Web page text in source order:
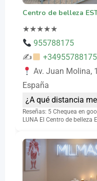
Centro de belleza
★★★★★
955788175
✍
+34955788175
Av. Juan Molina,
España
¿A qué distancia
Reseñas: 5 Chequea en
LUNA El Centro de belleza E